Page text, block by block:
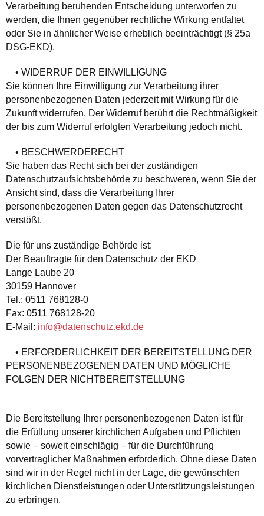
Verarbeitung beruhenden Entscheidung unterworfen zu
werden, die Ihnen gegenüber rechtliche Wirkung entfaltet
oder Sie in ähnlicher Weise erheblich beeinträchtigt (§ 25a
DSG-EKD).
• WIDERRUF DER EINWILLIGUNG
Sie können Ihre Einwilligung zur Verarbeitung ihrer
personenbezogenen Daten jederzeit mit Wirkung für die
Zukunft widerrufen. Der Widerruf berührt die Rechtmäßigkeit
der bis zum Widerruf erfolgten Verarbeitung jedoch nicht.
• BESCHWERDERECHT
Sie haben das Recht sich bei der zuständigen
Datenschutzaufsichtsbehörde zu beschweren, wenn Sie der
Ansicht sind, dass die Verarbeitung Ihrer
personenbezogenen Daten gegen das Datenschutzrecht
verstößt.
Die für uns zuständige Behörde ist:
Der Beauftragte für den Datenschutz der EKD
Lange Laube 20
30159 Hannover
Tel.: 0511 768128-0
Fax: 0511 768128-20
E-Mail: info@datenschutz.ekd.de
• ERFORDERLICHKEIT DER BEREITSTELLUNG DER
PERSONENBEZOGENEN DATEN UND MÖGLICHE
FOLGEN DER NICHTBEREITSTELLUNG
Die Bereitstellung Ihrer personenbezogenen Daten ist für
die Erfüllung unserer kirchlichen Aufgaben und Pflichten
sowie – soweit einschlägig – für die Durchführung
vorvertraglicher Maßnahmen erforderlich. Ohne diese Daten
sind wir in der Regel nicht in der Lage, die gewünschten
kirchlichen Dienstleistungen oder Unterstützungsleistungen
zu erbringen.